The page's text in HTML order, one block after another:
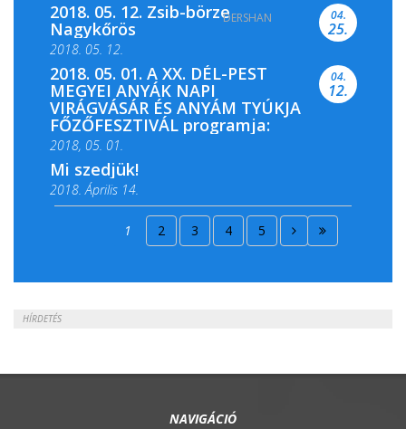
2018. 05. 11. 19 óra
2018. 05. 12. Zsib-börze
Nagykőrös
2018. 05. 12.
04.
25.
2018. 05. 01. A XX. DÉL-PEST
MEGYEI ANYÁK NAPI
VIRÁGVÁSÁR ÉS ANYÁM TYÚKJA
FŐZŐFESZTIVÁL programja:
2018, 05. 01.
04.
12.
Mi szedjük!
2018. Április 14.
2018. Április 15.
1 2 3 4 5
HÍRDETÉS
NAVIGÁCIÓ
DERSHAN